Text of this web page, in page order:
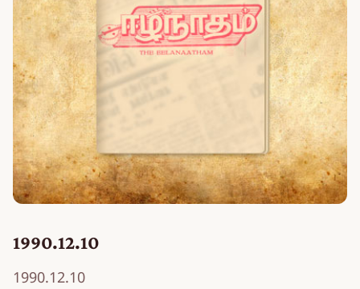
1990.12.10
1990.12.10